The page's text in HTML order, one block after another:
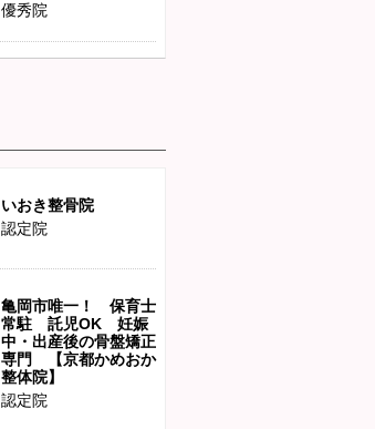
優秀院
いおき整骨院
認定院
亀岡市唯一！ 保育士
常駐 託児OK 妊娠
中・出産後の骨盤矯正
専門 【京都かめおか
整体院】
認定院